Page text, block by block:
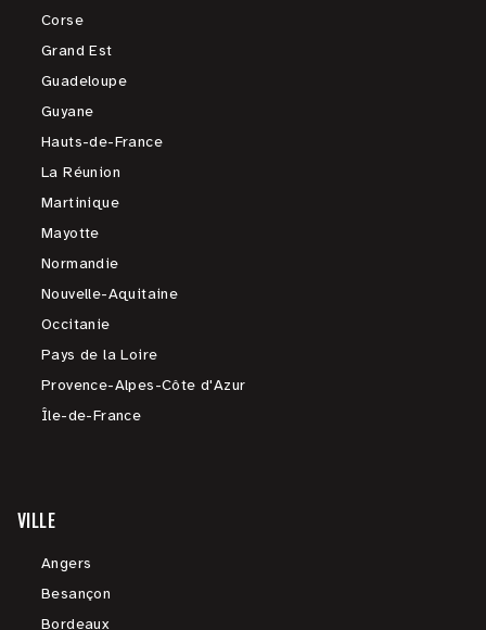
Corse
Grand Est
Guadeloupe
Guyane
Hauts-de-France
La Réunion
Martinique
Mayotte
Normandie
Nouvelle-Aquitaine
Occitanie
Pays de la Loire
Provence-Alpes-Côte d'Azur
Île-de-France
VILLE
Angers
Besançon
Bordeaux